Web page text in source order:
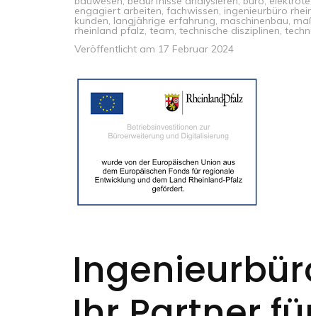
engagiert arbeiten, fachwissen, ingenieurbüro
kunden, langjährige erfahrung, maschinenbau,
rheinland pfalz, team, technische disziplinen,
Veröffentlicht am 17 Februar 2024